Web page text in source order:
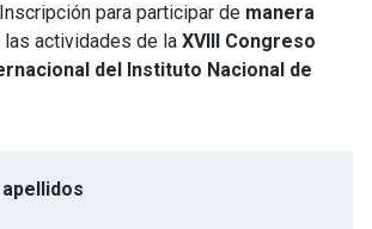
para participar de manera
las actividades de la XVIII Congreso
del Instituto Nacional de